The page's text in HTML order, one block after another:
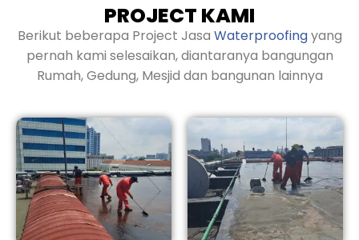
PROJECT KAMI
Berikut beberapa Project Jasa Waterproofingyang
pernah kami selesaikan, diantaranya bangungan
Rumah, Gedung, Mesjid dan bangunan lainnya